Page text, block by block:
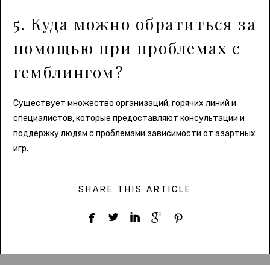
5. Куда можно обратиться за
помощью при проблемах с
гемблингом?
Существует множество организаций, горячих линий и
специалистов, которые предоставляют консультации и
поддержку людям с проблемами зависимости от азартных
игр.
SHARE THIS ARTICLE
    